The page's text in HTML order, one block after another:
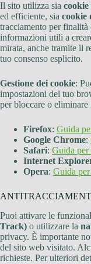
Il sito utilizza sia cookie
ed efficiente, sia cookie
tracciamento per
informazioni utili a
mirata, anche tramite il
tuo consenso esplicito.
Gestione dei cookie:
impostazioni del tuo
per bloccare o eliminare
Firefox: Guida
Google Chrome:
Safari: Guida per
Internet
Opera: Guida
Puoi attivare le
Track) o utilizzare la
privacy. È importante
del sito web visitato.
richieste. Per ulteriori